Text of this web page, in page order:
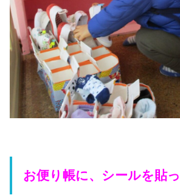
お便り帳に、シールを貼っ